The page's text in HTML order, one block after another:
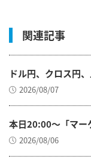
関連記事
ドル円、クロス円
2026/08/07
本日20:00～「マー
2026/08/06